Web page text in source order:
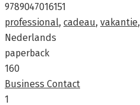
9789047016151
professional, cadeau, vakantie,
Nederlands
paperback
160
Business Contact
1